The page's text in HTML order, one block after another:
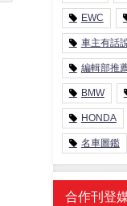
EWC
車主有話
編輯部推
BMW
HONDA
名車圖鑑
合作刊登